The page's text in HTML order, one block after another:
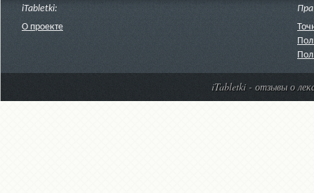
iTabletki:
О проекте
iTabletki - отзывы о